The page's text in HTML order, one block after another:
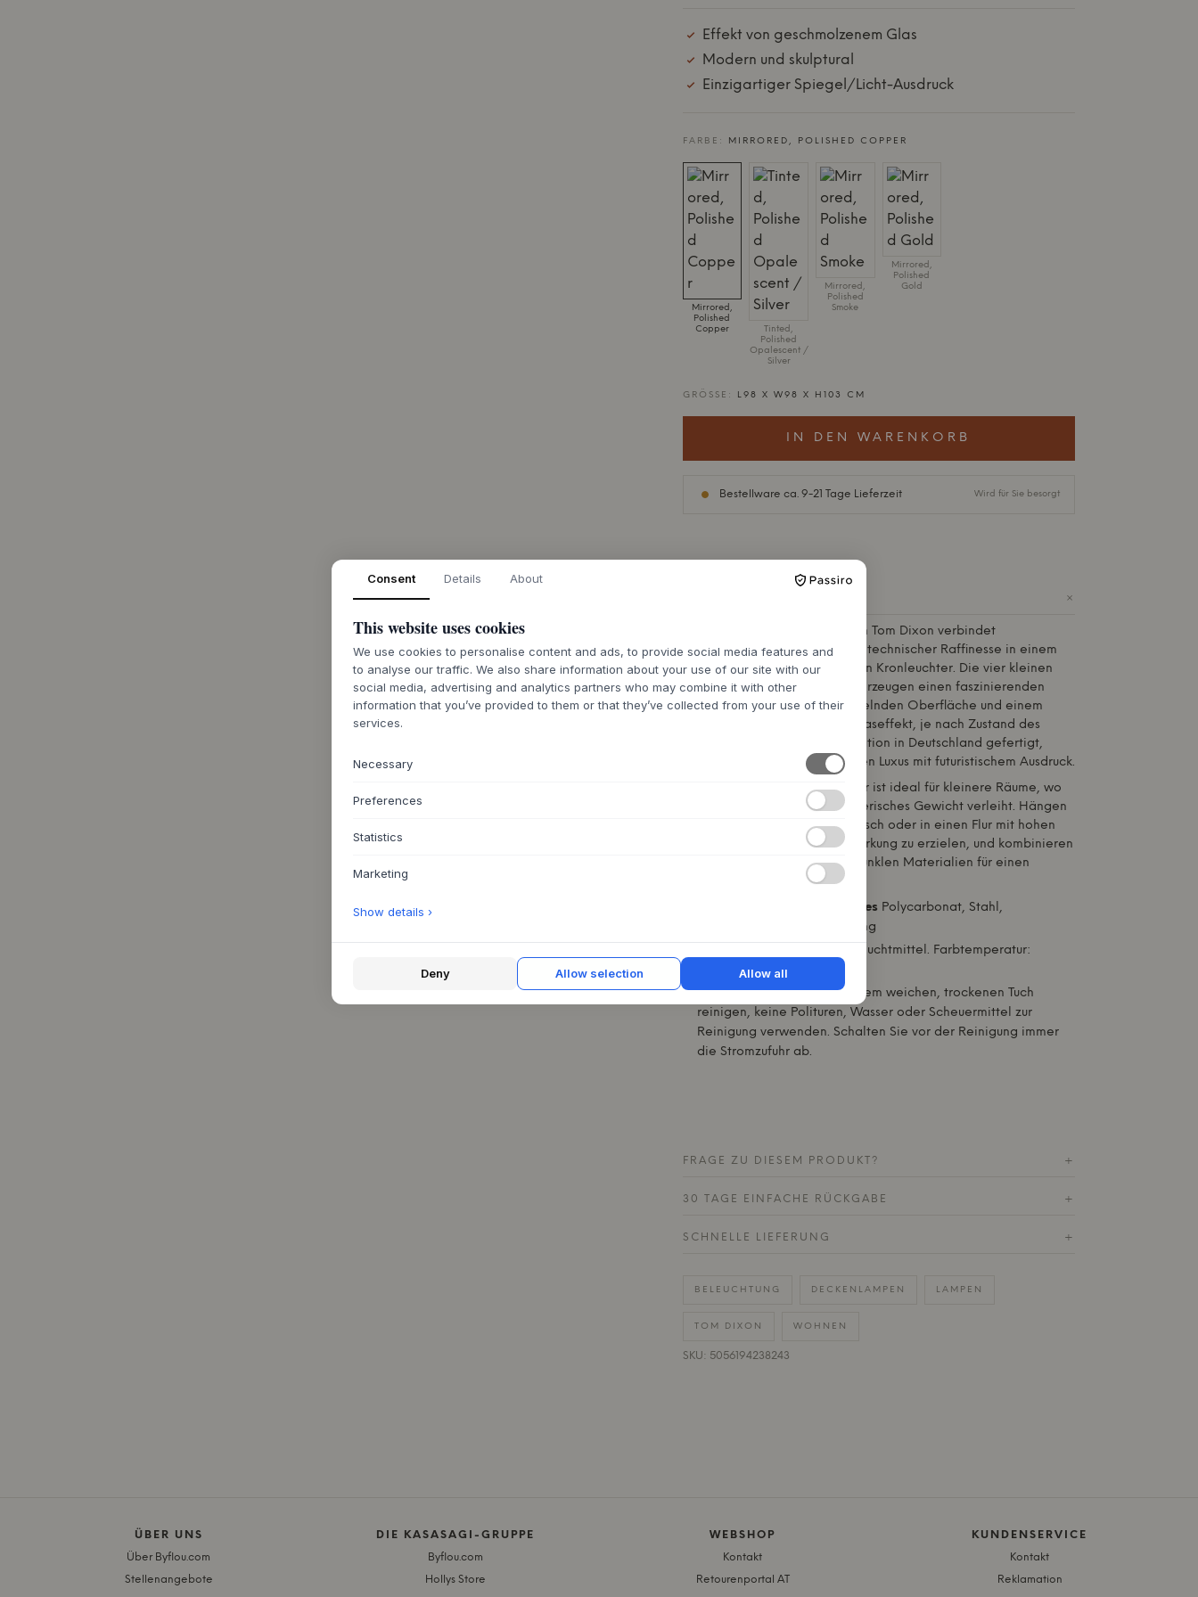
Effekt von geschmolzenem Glas
Modern und skulptural
Einzigartiger Spiegel/Licht-Ausdruck
FARBE: MIRRORED, POLISHED COPPER
Mirrored,
Polished
Copper
Tinted,
Polished
Opalescent /
Silver
Mirrored,
Polished
Smoke
Mirrored,
Polished
Gold
GRÖSSE: L98 X W98 X H103 CM
IN DEN WARENKORB
Bestellware ca. 9-21 Tage Lieferzeit Wird für Sie besorgt
+
Melt Chandelier Small LED von Tom Dixon verbindet
avantgardistische Ästhetik mit technischer Raffinesse in einem
kompakten und charaktervollen Kronleuchter. Die vier kleinen
verchromten Pendelleuchten erzeugen einen faszinierenden
Kontrast zwischen einer spiegelnden Oberfläche und einem
glühenden, geschmolzenen Glaseffekt, je nach Zustand des
Lichts. Mit Präzision und Innovation in Deutschland gefertigt,
verbindet das Design modernen Luxus mit futuristischem Ausdruck.
Dieser skulpturale Kronleuchter ist ideal für kleinere Räume, wo
er sowohl Licht als auch künstlerisches Gewicht verleiht. Hängen
Sie ihn über einen runden Esstisch oder in einen Flur mit hohen
Decken, um eine maximale Wirkung zu erzielen, und kombinieren
Sie ihn mit klaren Linien und dunklen Materialien für einen
Material: Hochglanzpoliertes Polycarbonat, Stahl,
halbmetallische Beschichtung
Inklusive Leuchtmittel. Farbtemperatur:
3000K. Lumen: 2300.
Pflegehinweise:Nur mit einem weichen, trockenen Tuch
reinigen, keine Polituren, Wasser oder Scheuermittel zur
Reinigung verwenden. Schalten Sie vor der Reinigung immer
die Stromzufuhr ab.
FRAGE ZU DIESEM PRODUKT? +
30 TAGE EINFACHE RÜCKGABE +
SCHNELLE LIEFERUNG +
BELEUCHTUNG DECKENLAMPEN LAMPEN
TOM DIXON WOHNEN
SKU: 5056194238243
ÜBER UNS
Über Byflou.com
Stellenangebote
DIE KASASAGI-GRUPPE
Byflou.com
Hollys Store
WEBSHOP
Kontakt
Retourenportal AT
KUNDENSERVICE
Kontakt
Reklamation
Consent Details About
This website uses cookies
We use cookies to personalise content and ads, to provide social media features and
to analyse our traffic. We also share information about your use of our site with our
social media, advertising and analytics partners who may combine it with other
information that you’ve provided to them or that they’ve collected from your use of their
services.
Necessary
Preferences
Statistics
Marketing
Show details ›
Deny Allow selection Allow all